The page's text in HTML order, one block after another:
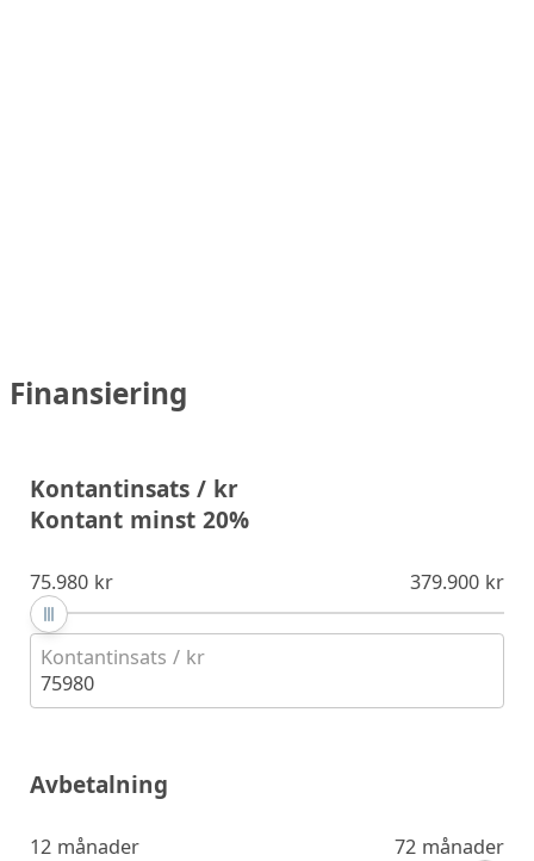
Finansiering
Kontantinsats / kr
Kontant minst 20%
75.980 kr 379.900 kr
Kontantinsats / kr
75980
Avbetalning
12 månader 72 månader